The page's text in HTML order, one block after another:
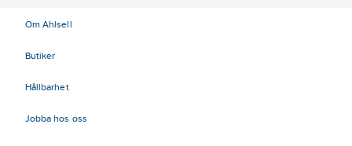
Om Ahlsell
Butiker
Hållbarhet
Jobba hos oss